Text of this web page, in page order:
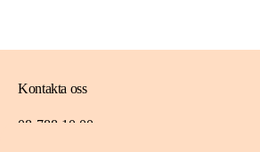
Kontakta oss
08-788 10 00